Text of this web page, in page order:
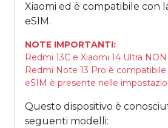
Xiaomi ed è compatibile con
eSIM.
NOTE IMPORTANTI:
Redmi 13C e Xiaomi 14 Ultra
Redmi Note 13 Pro è
eSIM è presente nelle
Questo dispositivo è
seguenti modelli: